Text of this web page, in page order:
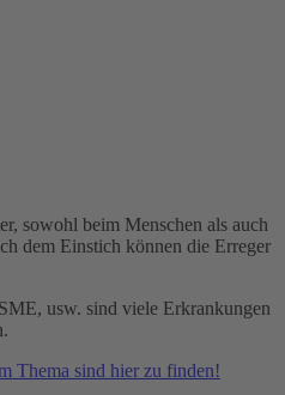
sowohl beim Menschen als auch
dem Einstich können die Erreger
usw. sind viele Erkrankungen
Thema sind hier zu finden!